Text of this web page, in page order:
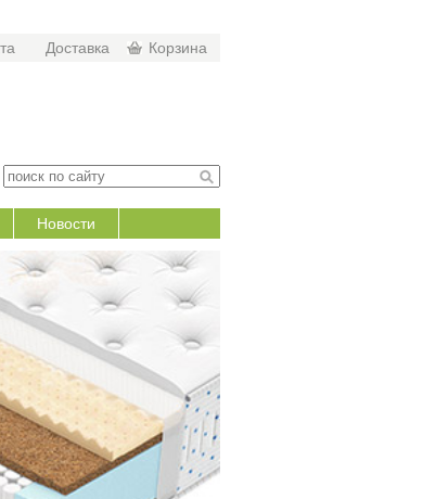
Доставка Корзина
Новости